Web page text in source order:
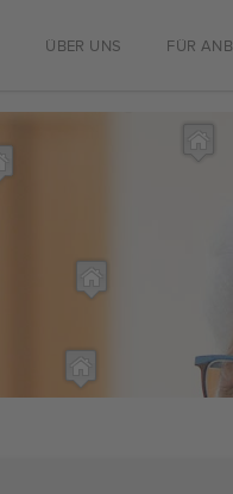
ÜBER UNS FÜR